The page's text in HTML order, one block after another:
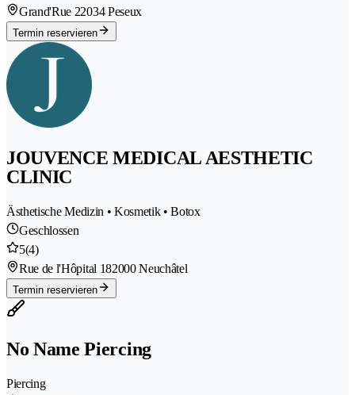
Grand'Rue 22034 Peseux
Termin reservieren
JOUVENCE MEDICAL AESTHETIC
CLINIC
Ästhetische Medizin • Kosmetik • Botox
Geschlossen
5(4)
Rue de l'Hôpital 182000 Neuchâtel
Termin reservieren
No Name Piercing
Piercing